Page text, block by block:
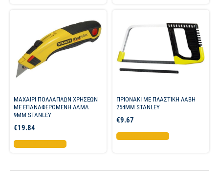
ΜΑΧΑΙΡΙ ΠΟΛΛΑΠΛΩΝ ΧΡΗΣΕΩΝ
ΜΕ ΕΠΑΝΑΦΕΡΟΜΕΝΗ ΛΑΜΑ
9ΜΜ STANLEY
€19.84
Προσθήκη στο καλάθι
ΠΡΙΟΝΑΚΙ ΜΕ ΠΛΑΣΤΙΚΗ ΛΑΒΗ
254ΜΜ STANLEY
€9.67
Προσθήκη στο καλάθι